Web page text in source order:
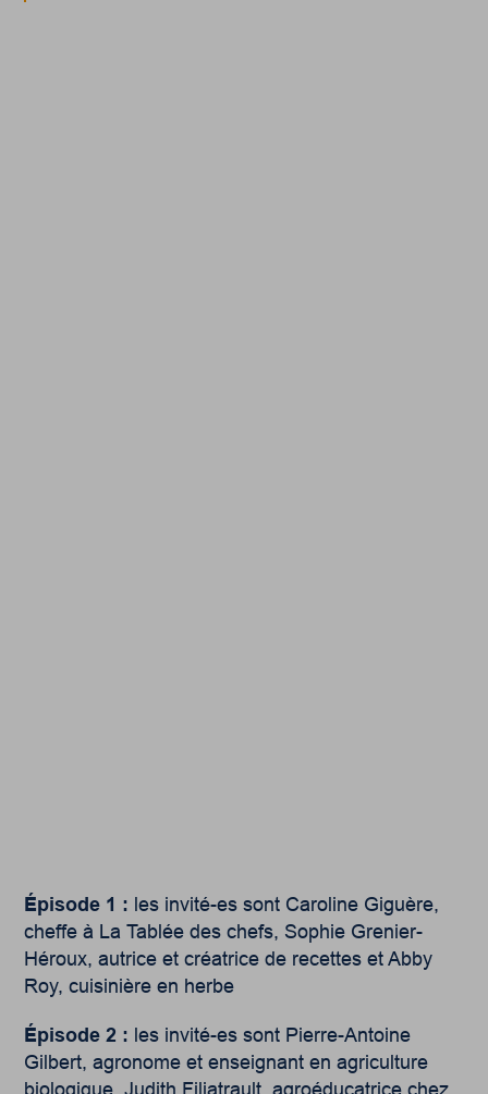
Épisode 1 : les invité-es sont Caroline Giguère,
cheffe à La Tablée des chefs, Sophie Grenier-
Héroux, autrice et créatrice de recettes et Abby
Roy, cuisinière en herbe
Épisode 2 : les invité-es sont Pierre-Antoine
Gilbert, agronome et enseignant en agriculture
biologique,Judith Filiatrault, agroéducatrice chez